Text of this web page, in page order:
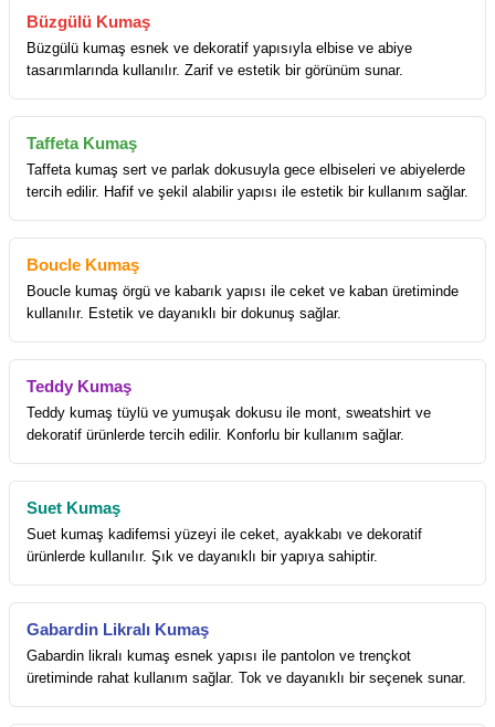
Büzgülü Kumaş
Büzgülü kumaş esnek ve dekoratif yapısıyla elbise ve abiye
tasarımlarında kullanılır. Zarif ve estetik bir görünüm sunar.
Taffeta Kumaş
Taffeta kumaş sert ve parlak dokusuyla gece elbiseleri ve abiyelerde
tercih edilir. Hafif ve şekil alabilir yapısı ile estetik bir kullanım sağlar.
Boucle Kumaş
Boucle kumaş örgü ve kabarık yapısı ile ceket ve kaban üretiminde
kullanılır. Estetik ve dayanıklı bir dokunuş sağlar.
Teddy Kumaş
Teddy kumaş tüylü ve yumuşak dokusu ile mont, sweatshirt ve
dekoratif ürünlerde tercih edilir. Konforlu bir kullanım sağlar.
Suet Kumaş
Suet kumaş kadifemsi yüzeyi ile ceket, ayakkabı ve dekoratif
ürünlerde kullanılır. Şık ve dayanıklı bir yapıya sahiptir.
Gabardin Likralı Kumaş
Gabardin likralı kumaş esnek yapısı ile pantolon ve trençkot
üretiminde rahat kullanım sağlar. Tok ve dayanıklı bir seçenek sunar.